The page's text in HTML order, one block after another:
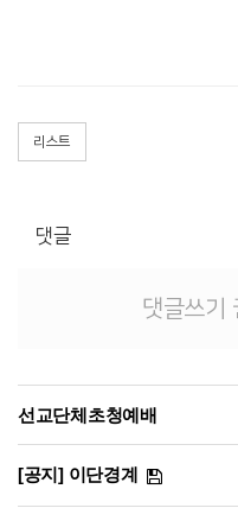
리스트
댓글
댓글쓰기
선교단체초청예배
[공지] 이단경계